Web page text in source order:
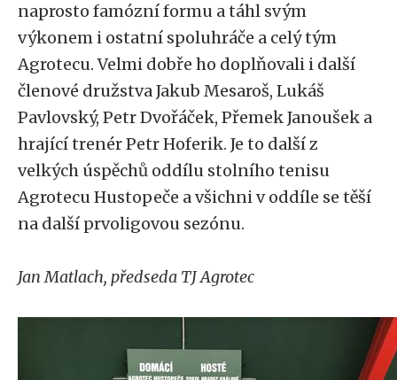
naprosto famózní formu a táhl svým
výkonem i ostatní spoluhráče a celý tým
Agrotecu. Velmi dobře ho doplňovali i další
členové družstva Jakub Mesaroš, Lukáš
Pavlovský, Petr Dvořáček, Přemek Janoušek a
hrající trenér Petr Hoferik. Je to další z
velkých úspěchů oddílu stolního tenisu
Agrotecu Hustopeče a všichni v oddíle se těší
na další prvoligovou sezónu.
Jan Matlach, předseda TJ Agrotec